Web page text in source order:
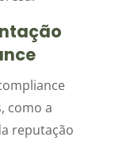
como a
reputação